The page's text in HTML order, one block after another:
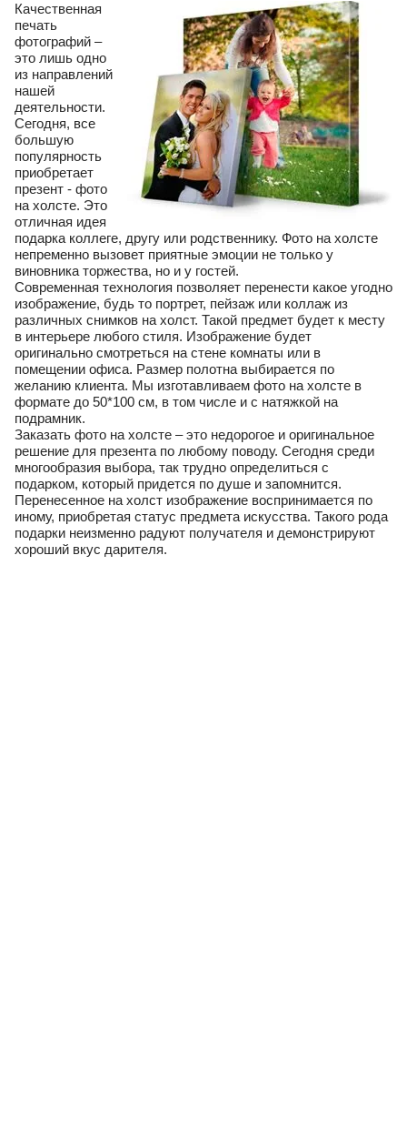
Качественная
печать
фотографий –
это лишь одно
из направлений
нашей
деятельности.
Сегодня, все
большую
популярность
приобретает
презент - фото
на холсте. Это
отличная идея
подарка коллеге, другу или родственнику. Фото на холсте
непременно вызовет приятные эмоции не только у
виновника торжества, но и у гостей.
Современная технология позволяет перенести какое угодно
изображение, будь то портрет, пейзаж или коллаж из
различных снимков на холст. Такой предмет будет к месту
в интерьере любого стиля. Изображение будет
оригинально смотреться на стене комнаты или в
помещении офиса. Размер полотна выбирается по
желанию клиента. Мы изготавливаем фото на холсте в
формате до 50*100 см, в том числе и с натяжкой на
подрамник.
Заказать фото на холсте – это недорогое и оригинальное
решение для презента по любому поводу. Сегодня среди
многообразия выбора, так трудно определиться с
подарком, который придется по душе и запомнится.
Перенесенное на холст изображение воспринимается по
иному, приобретая статус предмета искусства. Такого рода
подарки неизменно радуют получателя и демонстрируют
хороший вкус дарителя.